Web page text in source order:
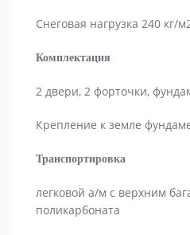
Снеговая нагрузка 240 кг/
Комплектация
2 двери, 2 форточки,
Крепление к земле
Транспортировка
легковой а/м с верхним
поликарбоната